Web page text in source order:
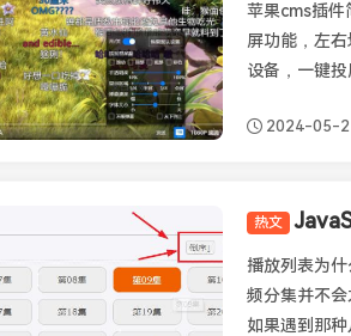
苹果cms插件
屏功能，左
设备，一键
2024-05-
苹果CMS经验
热文
播放列表为
频分集并不
如果遇到那